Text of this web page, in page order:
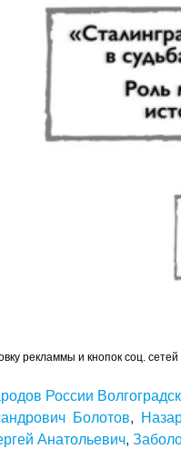
рекламмы и кнопок соц.
России
Болотов,
Анатольевич,